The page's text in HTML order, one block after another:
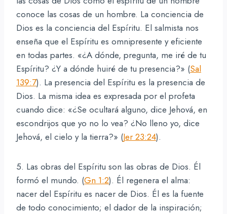
conoce las cosas de un hombre. La conciencia de
Dios es la conciencia del Espíritu. El salmista nos
enseña que el Espíritu es omnipresente y eficiente
en todas partes. «¿A dónde, pregunta, me iré de tu
Espíritu? ¿Y a dónde huiré de tu presencia?» (Sal
139:7). La presencia del Espíritu es la presencia de
Dios. La misma idea es expresada por el profeta
cuando dice: «¿Se ocultará alguno, dice Jehová, en
escondrijos que yo no lo vea? ¿No lleno yo, dice
Jehová, el cielo y la tierra?» (Jer 23:24).
5. Las obras del Espíritu son las obras de Dios. Él
formó el mundo. (Gn 1:2). Él regenera el alma:
nacer del Espíritu es nacer de Dios. Él es la fuente
de todo conocimiento; el dador de la inspiración;